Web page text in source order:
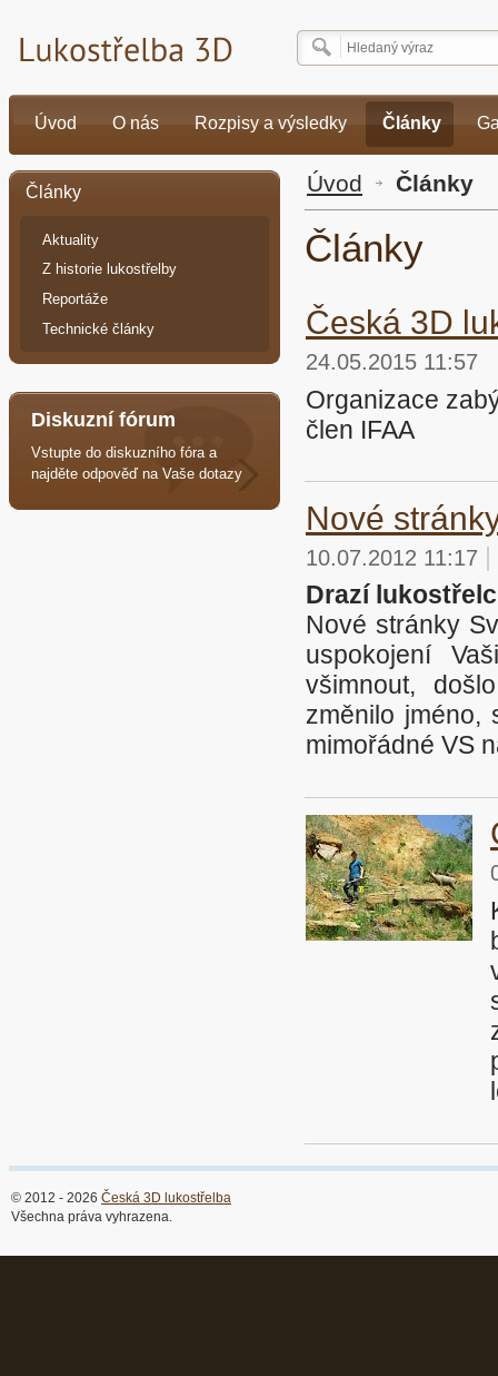
Úvod O nás Rozpisy a výsledky Články
Úvod Články
Články
Česká 3D
24.05.2015 11:57
Organizace
člen IFAA
Nové
10.07.2012 11:17 |
Drazí
Nové stránky
uspokojení
všimnout,
změnilo jméno,
mimořádné VS
Články
Aktuality
Z historie lukostřelby
Reportáže
Technické články
Diskuzní fórum
Vstupte do diskuzního fóra a
najděte odpověď na Vaše dotazy
© 2012 - 2026 Česká 3D lukostřelba
Všechna práva vyhrazena.